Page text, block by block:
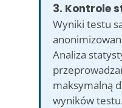
3. Kontrole
Wyniki testu
Analiza
maksymalną
wyników testu.